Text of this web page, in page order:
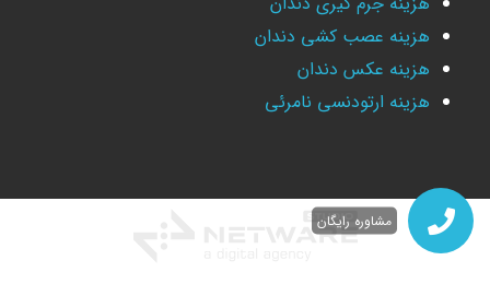
مشاوره رایگان
هزینه عصب کشی دندان
هزینه عکس دندان
هزینه ارتودنسی نامرئی